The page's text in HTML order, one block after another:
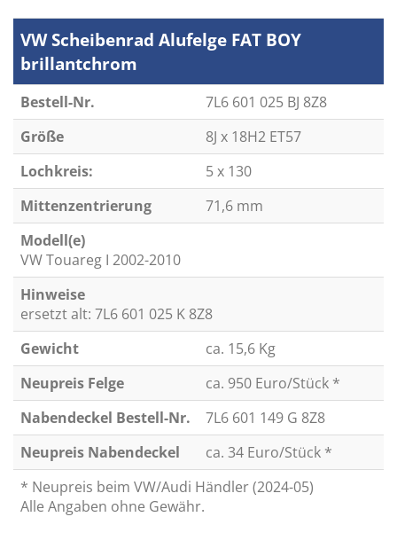
VW Scheibenrad Alufelge FAT BOY
brillantchrom
Bestell-Nr.
7L6 601 025 BJ 8Z8
Größe
8J x 18H2 ET57
Lochkreis:
5 x 130
Mittenzentrierung
71,6 mm
Modell(e)
VW Touareg I 2002-2010
Hinweise
ersetzt alt: 7L6 601 025 K 8Z8
Gewicht
ca. 15,6 Kg
Neupreis Felge
ca. 950 Euro/Stück *
Nabendeckel Bestell-Nr.
7L6 601 149 G 8Z8
Neupreis Nabendeckel
ca. 34 Euro/Stück *
* Neupreis beim VW/Audi Händler (2024-05)
Alle Angaben ohne Gewähr.